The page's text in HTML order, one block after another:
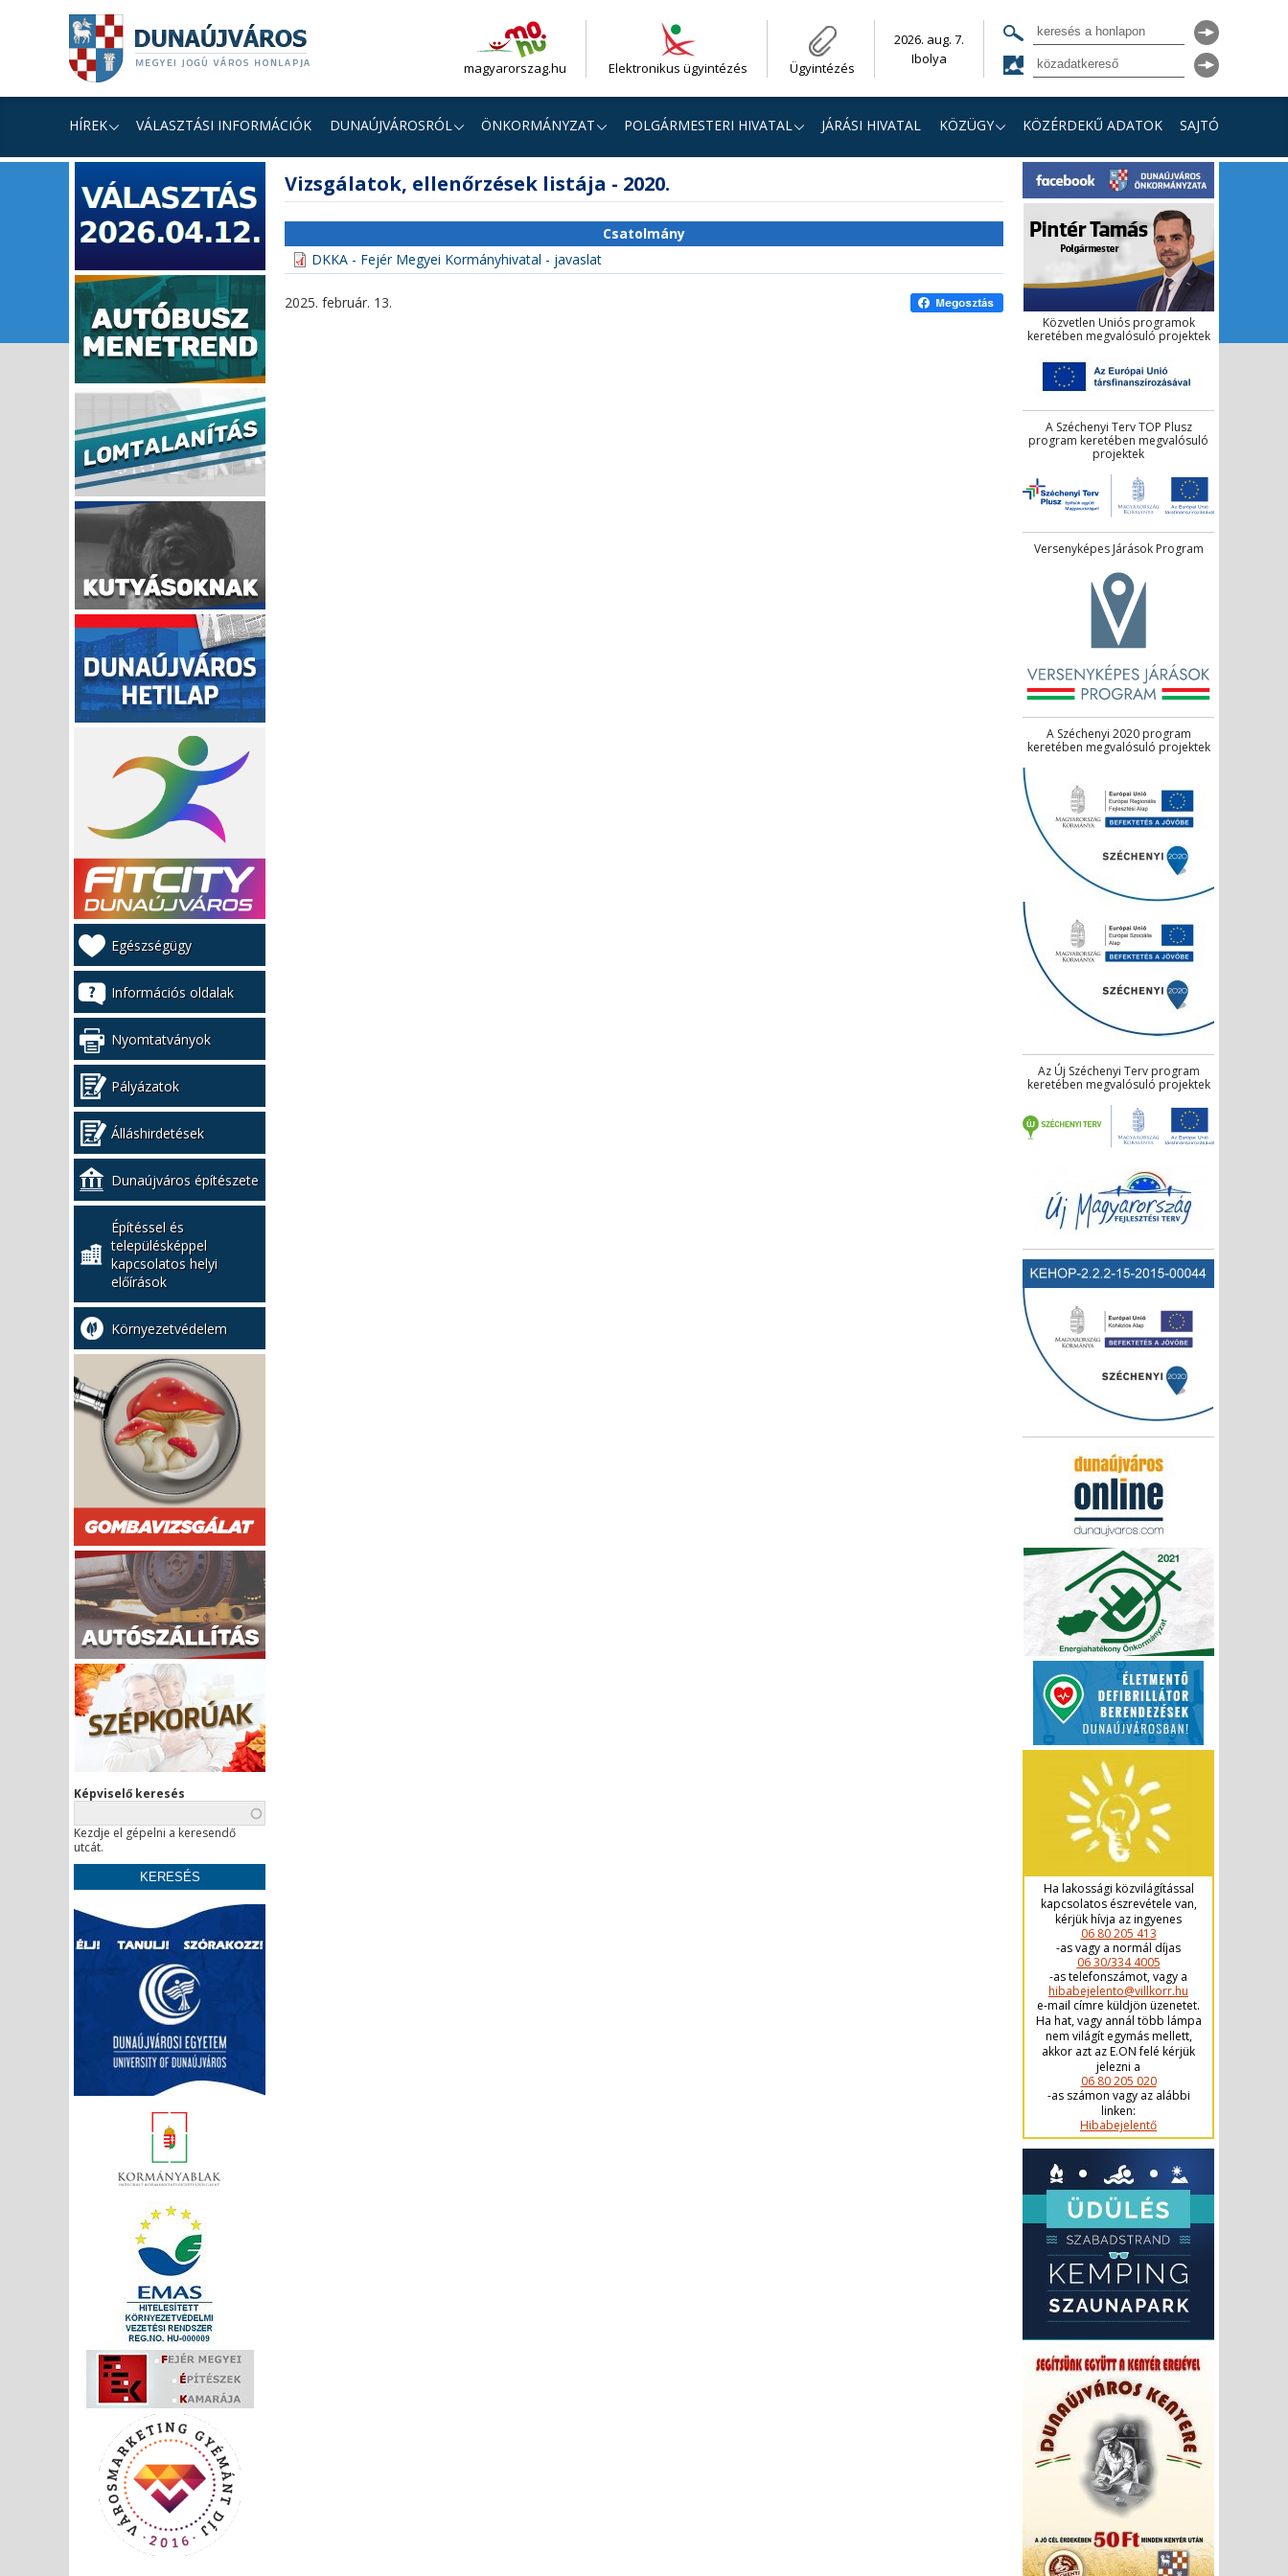
tartalomhoz
navigációhoz
kereséshez
magyarorszag.hu Elektronikus ügyintézés Ügyintézés
2026. aug. 7.
Ibolya
HÍREK VÁLASZTÁSI INFORMÁCIÓK DUNAÚJVÁROSRÓL ÖNKORMÁNYZAT POLGÁRMESTERI HIVATAL JÁRÁSI HIVATAL KÖZÜGY KÖZÉRDEKŰ ADATOK SAJTÓ
tartalom
Vizsgálatok, ellenőrzések listája - 2020.
Csatolmány
DKKA - Fejér Megyei Kormányhivatal - javaslat
2025. február. 13.
Kiemelt
bal
menü
Egészségügy
Információs oldalak
Nyomtatványok
Pályázatok
Álláshirdetések
Dunaújváros építészete
Építéssel és
településképpel
kapcsolatos helyi
előírások
Környezetvédelem
Képviselő keresés
Kezdje el gépelni a keresendő
utcát.
Közvetlen Uniós programok
keretében megvalósuló projektek
A Széchenyi Terv TOP Plusz
program keretében megvalósuló
projektek
Versenyképes Járások Program
A Széchenyi 2020 program
keretében megvalósuló projektek
Az Új Széchenyi Terv program
keretében megvalósuló projektek
Ha lakossági közvilágítással
kapcsolatos észrevétele van,
kérjük hívja az ingyenes
06 80 205 413
-as vagy a normál díjas
06 30/334 4005
-as telefonszámot, vagy a
hibabejelento@villkorr.hu
e-mail címre küldjön üzenetet.
Ha hat, vagy annál több lámpa
nem világít egymás mellett,
akkor azt az E.ON felé kérjük
jelezni a
06 80 205 020
-as számon vagy az alábbi
linken:
Hibabejelentő